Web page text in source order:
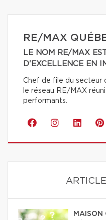
RE/MAX
LE NOM RE/MAX
D'EXCELLENCE EN
Chef de file du secteur
le réseau RE/MAX
performants.
MAISON